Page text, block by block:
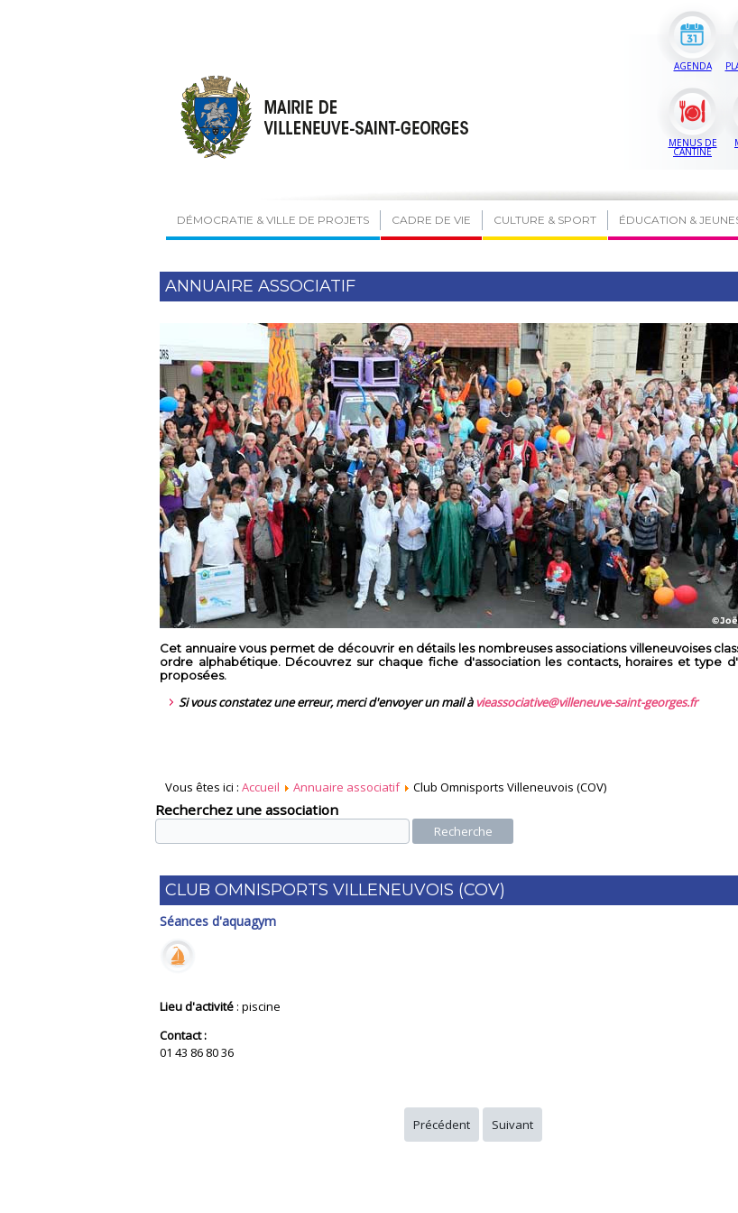
AGENDA
MENUS DE
CANTINE
DÉMOCRATIE & VILLE DE PROJETS CADRE DE VIE CULTURE & SPORT ÉDUCATION &
ANNUAIRE ASSOCIATIF
Cet annuaire vous permet de découvrir en détails les nombreuses associations villeneuvoises
ordre alphabétique. Découvrez sur chaque fiche d'association les contacts, horaires et type
proposées.
Si vous constatez une erreur, merci d'envoyer un mail àvieassociative@villeneuve-saint-georges.fr
Vous êtes ici : Accueil Annuaire associatif Club Omnisports Villeneuvois (COV)
Recherchez une association
Recherche
CLUB OMNISPORTS VILLENEUVOIS (COV)
Séances d'aquagym
Lieu d'activité : piscine
Contact :
01 43 86 80 36
Précédent Suivant